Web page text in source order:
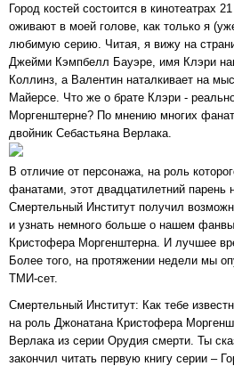
Город костей состоится в кинотеатрах
оживают в моей голове, как только я
любимую серию. Читая, я вижу на
Джейми Кэмпбелл Бауэре, имя Клэри
Коллинз, а Валентин наталкивает на
Майерсе. Что же о брате Клэри -
Моргенштерне? По мнению многих
двойник Себастьяна Верлака.
В отличие от персонажа, на роль
фанатами, этот двадцатилетний парень
Смертельный Институт получил
и узнать немного больше о нашем
Кристофера Моргенштерна. И лучшее
Более того, на протяжении недели мы
ТМИ-сет.
Смертельный Институт: Как тебе
на роль Джонатана Кристофера
Верлака из серии Орудия смерти. Ты
закончил читать первую книгу серии –